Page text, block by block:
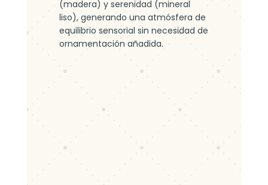
(madera) y serenidad (mineral
liso), generando una atmósfera de
equilibrio sensorial sin necesidad de
ornamentación añadida.